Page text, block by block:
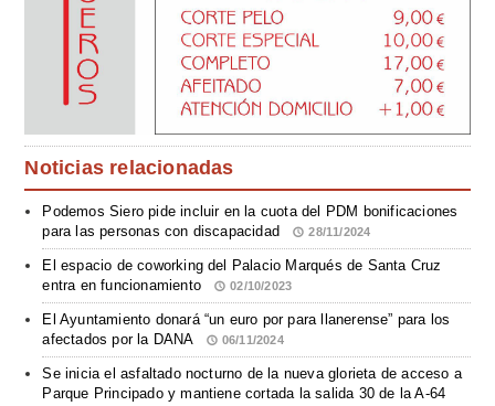
Noticias relacionadas
Podemos Siero pide incluir en la cuota del PDM bonificaciones
para las personas con discapacidad
28/11/2024
El espacio de coworking del Palacio Marqués de Santa Cruz
entra en funcionamiento
02/10/2023
El Ayuntamiento donará “un euro por para llanerense” para los
afectados por la DANA
06/11/2024
Se inicia el asfaltado nocturno de la nueva glorieta de acceso a
Parque Principado y mantiene cortada la salida 30 de la A-64